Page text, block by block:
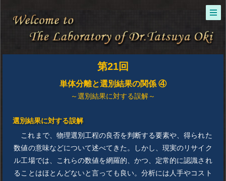
第21回
単体分離と選別結果の関係 ④
～選別結果に対する誤解～
選別結果に対する誤解
これまで、物理選別工程の良否を判断する要素や、得られた
数値の意味などについて述べてきた。しかし、現実のリサイク
ル工場では、これらの数値を網羅的、かつ、定常的に認識され
ることはほとんどないと言っても良い。分析には人手やコスト